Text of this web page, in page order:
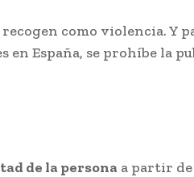
como violencia. Y
en España, se prohíbe la
de la persona a partir de